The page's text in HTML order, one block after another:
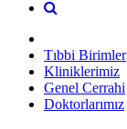
Tıbbi Birimler
Kliniklerimiz
Genel Cerrahi
Doktorlarımız